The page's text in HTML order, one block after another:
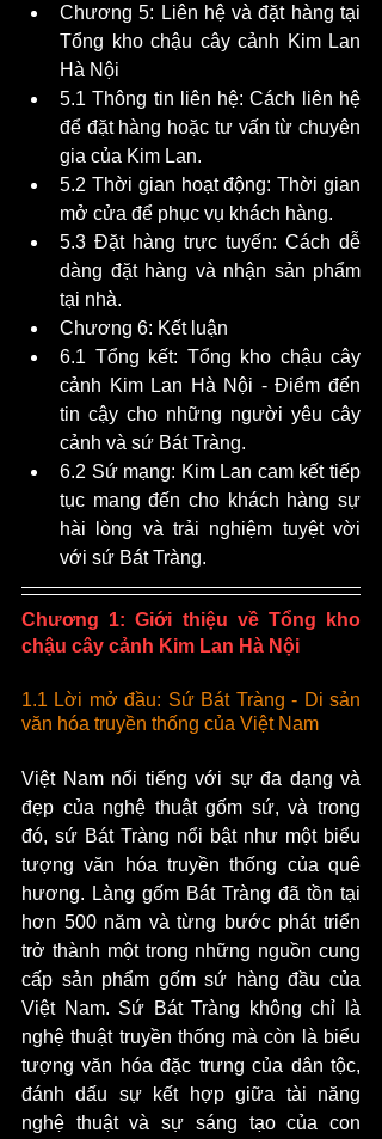
Chương 5: Liên hệ và đặt hàng tại
Tổng kho chậu cây cảnh Kim Lan
Hà Nội
5.1 Thông tin liên hệ: Cách liên hệ
để đặt hàng hoặc tư vấn từ chuyên
gia của Kim Lan.
5.2 Thời gian hoạt động: Thời gian
mở cửa để phục vụ khách hàng.
5.3 Đặt hàng trực tuyến: Cách dễ
dàng đặt hàng và nhận sản phẩm
tại nhà.
Chương 6: Kết luận
6.1 Tổng kết: Tổng kho chậu cây
cảnh Kim Lan Hà Nội - Điểm đến
tin cậy cho những người yêu cây
cảnh và sứ Bát Tràng.
6.2 Sứ mạng: Kim Lan cam kết tiếp
tục mang đến cho khách hàng sự
hài lòng và trải nghiệm tuyệt vời
với sứ Bát Tràng.
Chương 1: Giới thiệu về Tổng kho
chậu cây cảnh Kim Lan Hà Nội
1.1 Lời mở đầu: Sứ Bát Tràng - Di sản
văn hóa truyền thống của Việt Nam
Việt Nam nổi tiếng với sự đa dạng và
đẹp của nghệ thuật gốm sứ, và trong
đó, sứ Bát Tràng nổi bật như một biểu
tượng văn hóa truyền thống của quê
hương. Làng gốm Bát Tràng đã tồn tại
hơn 500 năm và từng bước phát triển
trở thành một trong những nguồn cung
cấp sản phẩm gốm sứ hàng đầu của
Việt Nam. Sứ Bát Tràng không chỉ là
nghệ thuật truyền thống mà còn là biểu
tượng văn hóa đặc trưng của dân tộc,
đánh dấu sự kết hợp giữa tài năng
nghệ thuật và sự sáng tạo của con